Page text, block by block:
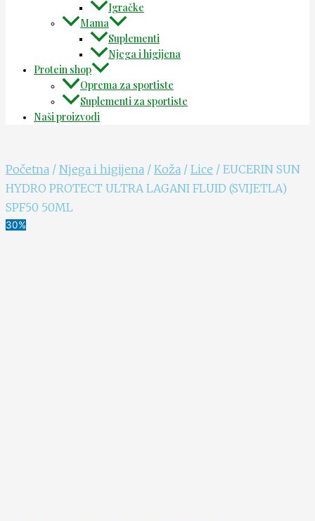
Igračke
Mama
Suplementi
Njega i higijena
Protein shop
Oprema za sportiste
Suplementi za sportiste
Naši proizvodi
Početna / Njega i higijena / Koža / Lice / EUCERIN SUN
HYDRO PROTECT ULTRA LAGANI FLUID (SVIJETLA)
SPF50 50ML
30%